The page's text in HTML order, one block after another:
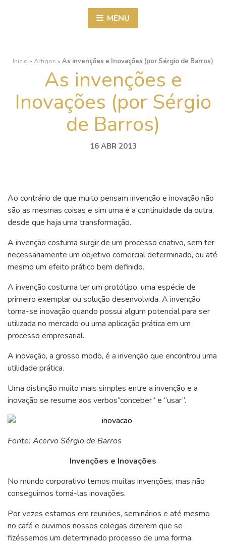
MENU
Início » Artigos » As invenções e Inovações (por Sérgio de Barros)
As invenções e
Inovações (por Sérgio
de Barros)
16 ABR 2013
Ao contrário de que muito pensam invenção e inovação não
são as mesmas coisas e sim uma é a continuidade da outra,
desde que haja uma transformação.
A invenção costuma surgir de um processo criativo, sem ter
necessariamente um objetivo comercial determinado, ou até
mesmo um efeito prático bem definido.
A invenção costuma ter um protótipo, uma espécie de
primeiro exemplar ou solução desenvolvida. A invenção
torna-se inovação quando possui algum potencial para ser
utilizada no mercado ou uma aplicação prática em um
processo empresarial.
A inovação, a grosso modo, é a invenção que encontrou uma
utilidade prática.
Uma distinção muito mais simples entre a invenção e a
inovação se resume aos verbos“conceber” e “usar”.
Fonte: Acervo Sérgio de Barros
Invenções e Inovações
No mundo corporativo temos muitas invenções, mas não
conseguimos torná-las inovações.
Por vezes estamos em reuniões, seminários e até mesmo
no café e ouvimos nossos colegas dizerem que se
fizéssemos um determinado processo de uma forma